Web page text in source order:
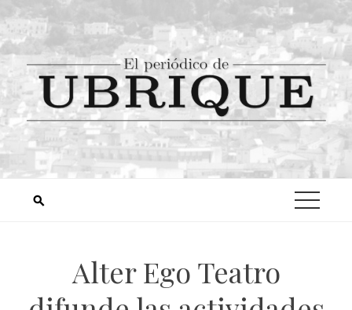
Alter Ego Teatro